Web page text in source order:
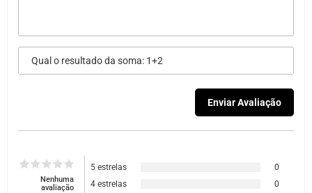
Nenhuma
avaliação
5 estrelas
0
4 estrelas
0